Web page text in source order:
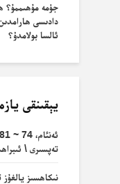
جۈمە مۇھىممۇ؟
دادىسى
ئالسا بولامدۇ؟
يېقىنقى
تەپسىرى \
نىكاھسىز يالغۇز